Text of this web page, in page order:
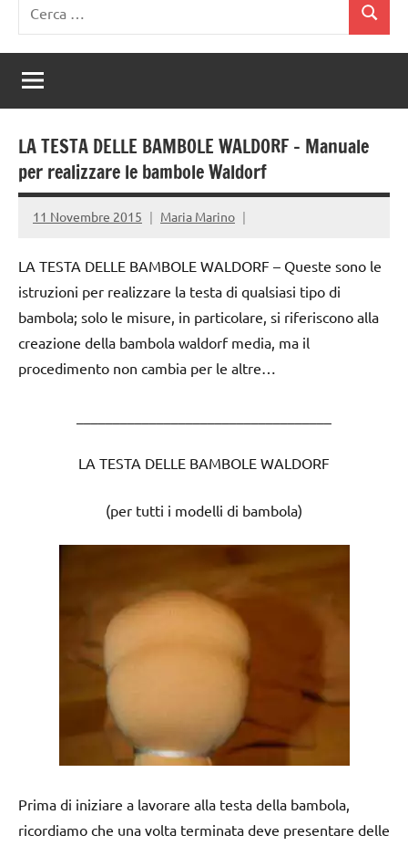
per:
Cerca
LA TESTA DELLE BAMBOLE WALDORF – Manuale
per realizzare le bambole Waldorf
11 Novembre 2015 Maria Marino
LA TESTA DELLE BAMBOLE WALDORF – Queste sono le
istruzioni per realizzare la testa di qualsiasi tipo di
bambola; solo le misure, in particolare, si riferiscono alla
creazione della bambola waldorf media, ma il
procedimento non cambia per le altre…
LA TESTA DELLE BAMBOLE WALDORF
(per tutti i modelli di bambola)
Prima di iniziare a lavorare alla testa della bambola,
ricordiamo che una volta terminata deve presentare delle